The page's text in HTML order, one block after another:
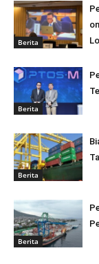
Berita
Berita
Berita
Berita